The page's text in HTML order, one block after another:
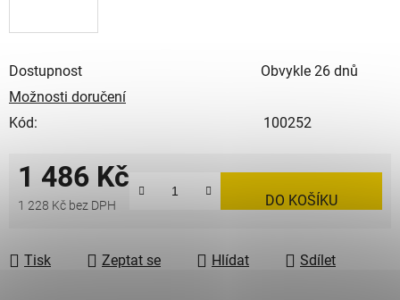
Dostupnost
Obvykle 26 dnů
Možnosti doručení
Kód:
100252
1 486 Kč
1 228 Kč bez DPH DO KOŠÍKU
Tisk Zeptat se Hlídat Sdílet